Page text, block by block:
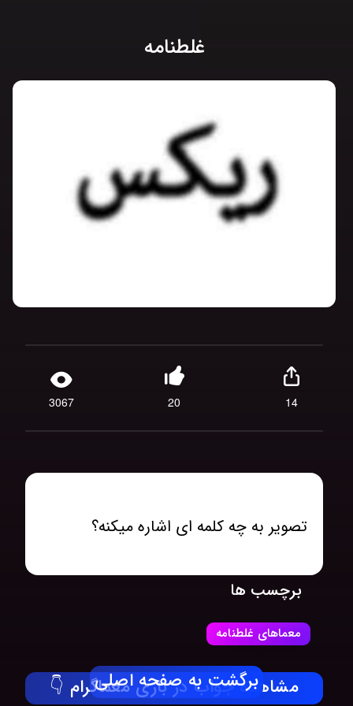
غلطنامه
3067 20 14
تصویر به چه کلمه ای اشاره میکنه؟
برچسب ها
معماهای غلطنامه
مشاهده جواب در بازی معماگرام 👇
برگشت به صفحه اصلی